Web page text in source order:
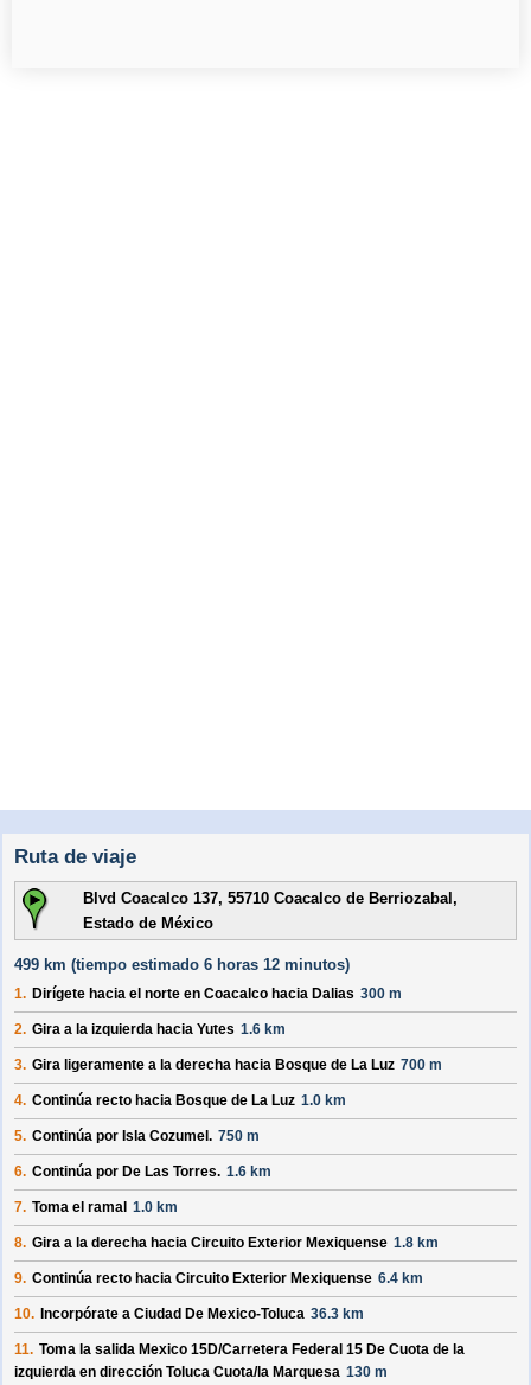
Ruta de viaje
Blvd Coacalco 137, 55710 Coacalco de Berriozabal,
Estado de México
499 km (tiempo estimado 6 horas 12 minutos)
1. Dirígete hacia el norte en Coacalco hacia Dalias 300 m
2. Gira a la izquierda hacia Yutes 1.6 km
3. Gira ligeramente a la derecha hacia Bosque de La Luz 700 m
4. Continúa recto hacia Bosque de La Luz 1.0 km
5. Continúa por Isla Cozumel . 750 m
6. Continúa por De Las Torres. 1.6 km
7. Toma el ramal 1.0 km
8. Gira a la derecha hacia Circuito Exterior Mexiquense 1.8 km
9. Continúa recto hacia Circuito Exterior Mexiquense 6.4 km
10. Incorpórate a Ciudad De Mexico-Toluca 36.3 km
11. Toma la salida Mexico 15D/Carretera Federal 15 De Cuota de la
izquierda en dirección Toluca Cuota/la Marquesa 130 m